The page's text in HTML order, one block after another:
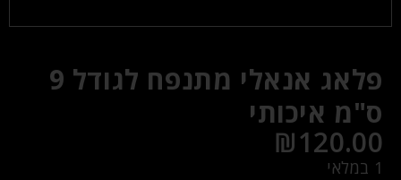
פלאג אנאלי מתנפח לגודל 9
ס"מ איכותי
₪120.00
1 במלאי